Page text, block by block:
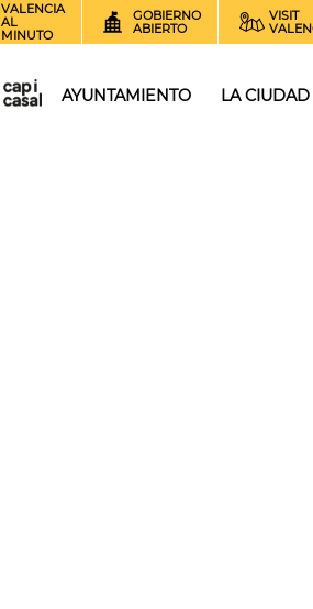
VALENCIA
AL
MINUTO
GOBIERNO
ABIERTO
VISIT
AYUNTAMIENTO LA CIUDAD